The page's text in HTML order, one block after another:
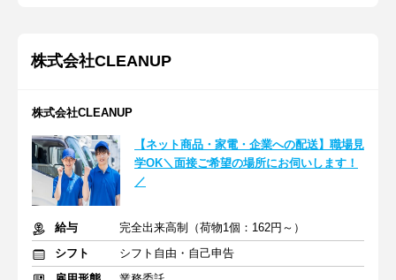
株式会社CLEANUP
株式会社CLEANUP
【ネット商品・家電・企業への配送】職場見
学OK＼面接ご希望の場所にお伺いします！
／
給与
完全出来高制（荷物1個：162円～）
シフト
シフト自由・自己申告